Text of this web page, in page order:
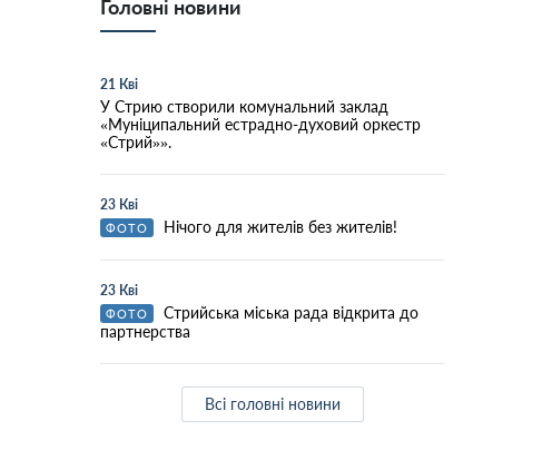
Головні новини
21 Кві
У Стрию створили комунальний заклад
«Муніципальний естрадно-духовий оркестр
«Стрий»».
23 Кві
ФОТО Нічого для жителів без жителів!
23 Кві
ФОТО
Стрийська міська рада відкрита до
партнерства
Всі головні новини